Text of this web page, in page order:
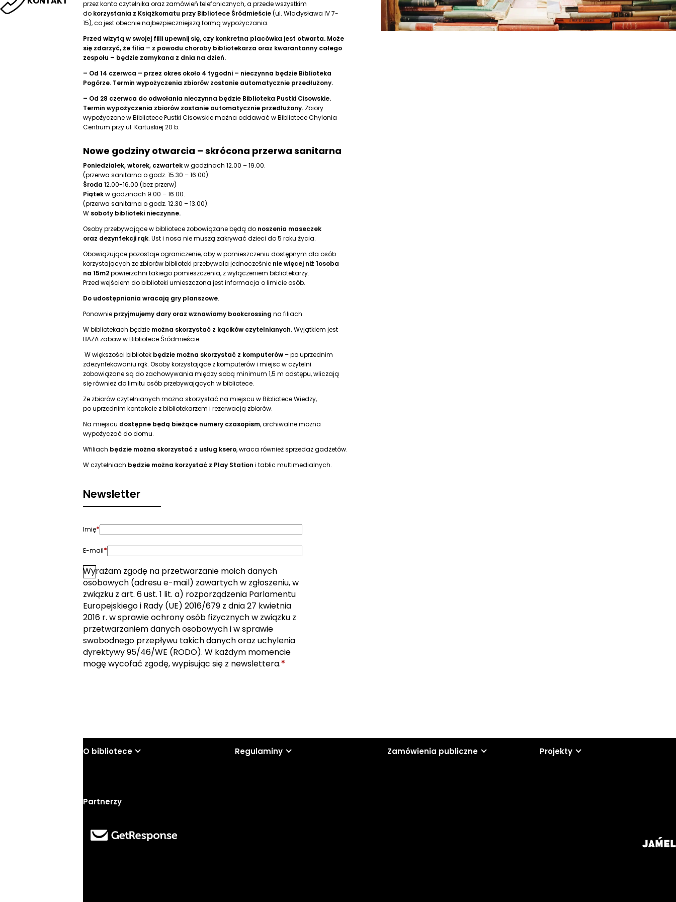
przez konto czytelnika oraz zamówień telefonicznych, a przede wszystkim
do korzystania z Książkomatu przy Bibliotece Śródmieście(ul. Władysława IV 7-
15), co jest obecnie najbezpieczniejszą formą wypożyczania.
Przed wizytą w swojej filii upewnij się, czy konkretna placówka jest otwarta. Może
się zdarzyć, że filia – z powodu choroby bibliotekarza oraz kwarantanny całego
zespołu – będzie zamykana z dnia na dzień.
– Od 14 czerwca – przez okres około 4 tygodni – nieczynna będzie Biblioteka
Pogórze. Termin wypożyczenia zbiorów zostanie automatycznie przedłużony.
– Od 28 czerwca do odwołania nieczynna będzie Biblioteka Pustki Cisowskie.
Termin wypożyczenia zbiorów zostanie automatycznie przedłużony. Zbiory
wypożyczone w Bibliotece Pustki Cisowskie można oddawać w Bibliotece Chylonia
Centrum przy ul. Kartuskiej 20 b.
Nowe godziny otwarcia – skrócona przerwa sanitarna
Poniedziałek, wtorek, czwartekw godzinach 12.00 – 19.00.
(przerwa sanitarna o godz. 15.30 – 16.00).
Środa 12.00-16.00 (bez przerw)
Piątekw godzinach 9.00 – 16.00.
(przerwa sanitarna o godz. 12.30 – 13.00).
W soboty biblioteki nieczynne.
Osoby przebywające w bibliotece zobowiązane będą do noszenia maseczek
oraz dezynfekcji rąk. Ust i nosa nie muszą zakrywać dzieci do 5 roku życia.
Obowiązujące pozostaje ograniczenie, aby w pomieszczeniu dostępnym dla osób
korzystających ze zbiorów biblioteki przebywała jednocześnie nie więcej niż 1osoba
na 15m2powierzchni takiego pomieszczenia, z wyłączeniem bibliotekarzy.
Przed wejściem do biblioteki umieszczona jest informacja o limicie osób.
Do udostępniania wracają gry planszowe.
Ponownie przyjmujemy dary oraz wznawiamy bookcrossing na filiach.
W bibliotekach będzie można skorzystać z kącików czytelnianych.Wyjątkiem jest
BAZA zabaw w Bibliotece Śródmieście.
W większości bibliotek będzie można skorzystać z komputerów– po uprzednim
zdezynfekowaniu rąk. Osoby korzystające z komputerów i miejsc w czytelni
zobowiązane są do zachowywania między sobą minimum 1,5 m odstępu, wliczają
się również do limitu osób przebywających w bibliotece.
Ze zbiorów czytelnianych można skorzystać na miejscu w Bibliotece Wiedzy,
po uprzednim kontakcie z bibliotekarzem i rezerwacją zbiorów.
Na miejscu dostępne będą bieżące numery czasopism, archiwalne można
wypożyczać do domu.
Wfiliach będzie można skorzystać z usług ksero, wraca również sprzedaż gadżetów.
W czytelniach będzie można korzystać z Play Station i tablic multimedialnych.
Newsletter
Imię*
E-mail*
Zgoda*
Wyrażam zgodę na przetwarzanie moich danych
osobowych (adresu e-mail) zawartych w zgłoszeniu, w
związku z art. 6 ust. 1 lit. a) rozporządzenia Parlamentu
Europejskiego i Rady (UE) 2016/679 z dnia 27 kwietnia
2016 r. w sprawie ochrony osób fizycznych w związku z
przetwarzaniem danych osobowych i w sprawie
swobodnego przepływu takich danych oraz uchylenia
dyrektywy 95/46/WE (RODO). W każdym momencie
mogę wycofać zgodę, wypisując się z newslettera.*
O bibliotece Regulaminy Zamówienia publiczne Projekty
Partnerzy